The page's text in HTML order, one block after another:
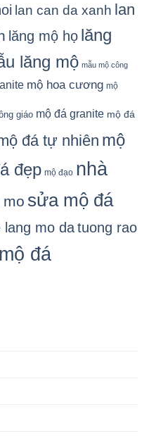
lan can da xanh lan
lăng mộ họ lăng
lăng mộ mẫu mộ công
mộ hoa cương mộ
giáo mộ đá granite mộ đá
đá tự nhiên mộ
đẹp mộ đạo nhà
sửa mộ đá
lang mo datuong rao
đá